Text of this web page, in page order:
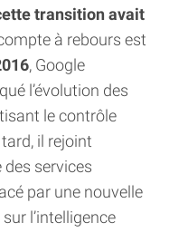
transition avait
à rebours est
, Google
l’évolution des
le contrôle
il rejoint
services
par une nouvelle
l’intelligence